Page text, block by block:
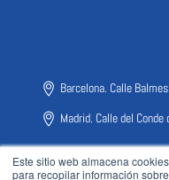
Este sitio web almacena
para recopilar información
Barcelona. Calle
Madrid. Calle del